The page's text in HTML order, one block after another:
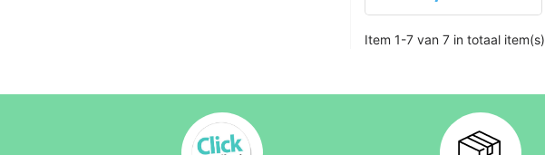
Item 1-7 van 7 in totaal item(s)